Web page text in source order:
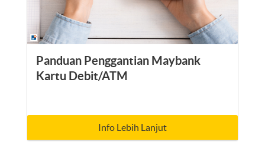
Panduan Penggantian Maybank
Kartu Debit/ATM
Info Lebih Lanjut